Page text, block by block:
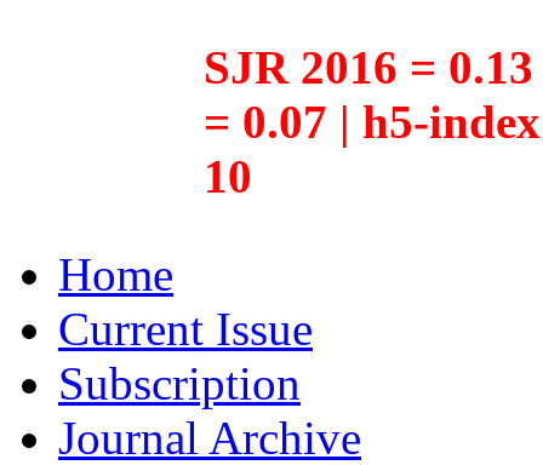
SJR 2016 =
= 0.07 | h5-
10
Home
Current Issue
Subscription
Journal Archive